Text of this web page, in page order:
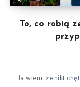
To, co robią
Ja wiem, że nikt